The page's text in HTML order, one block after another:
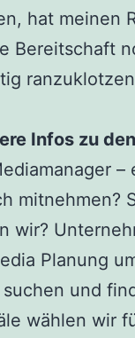
hat meinen
Bereitschaft
Infos zu
–
mitnehmen?
wir?
Planung
und
wählen wir